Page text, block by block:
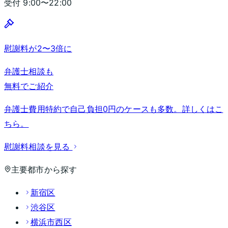
受付 9:00〜22:00
慰謝料が2〜3倍に
弁護士相談も
無料でご紹介
弁護士費用特約で自己負担0円のケースも多数。詳しくはこ
ちら。
慰謝料相談を見る
主要都市から探す
新宿区
渋谷区
横浜市西区